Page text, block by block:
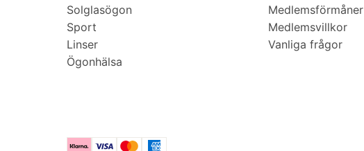
Solglasögon
Sport
Linser
Ögonhälsa
Medlemsförmåner
Medlemsvillkor
Vanliga frågor
KlarnaVisa MastercardAmerican Express